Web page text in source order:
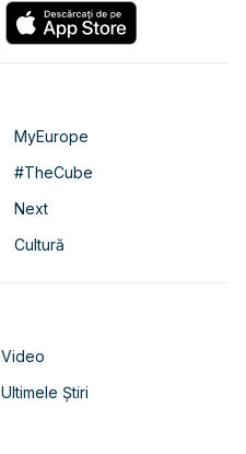
MyEurope
#TheCube
Next
Cultură
Video
Ultimele Știri